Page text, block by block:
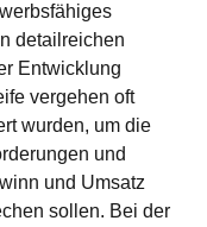
detailreichen
Entwicklung
vergehen oft
wurden, um die
und
und Umsatz
sollen. Bei der